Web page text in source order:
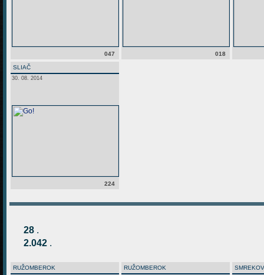
047 018
SLIAČ
30. 08. 2014
224
28 .
2.042 .
RUŽOMBEROK RUŽOMBEROK